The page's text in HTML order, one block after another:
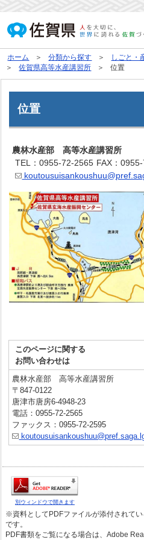
ホーム 分類から探す しごと・
佐賀県高等水産講習所
位置
位置
農林水産部 高等水産講習所
TEL：0955-72-2565 FAX：
このページに関する
お問い合わせは
農林水産部 高等水産講習所
〒847-0122
唐津市唐房6-4948-23
電話：0955-72-2565
ファックス：0955-72-2595
別ウィンドウで開きます
※資料としてPDFファイルが添付されて
です。
PDF書類をご覧になる場合は、Adobe